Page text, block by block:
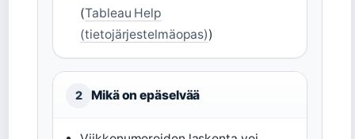
(Tableau Help
(tietojärjestelmäopas))
2 Mikä on epäselvää